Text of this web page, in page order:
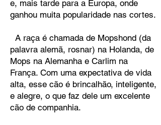
e, mais tarde para a Europa, onde
ganhou muita popularidade nas cortes.
A raça é chamada de Mopshond (da
palavra alemã, rosnar) na Holanda, de
Mops na Alemanha e Carlim na
França. Com uma expectativa de vida
alta, esse cão é brincalhão, inteligente,
e alegre, o que faz dele um excelente
cão de companhia.